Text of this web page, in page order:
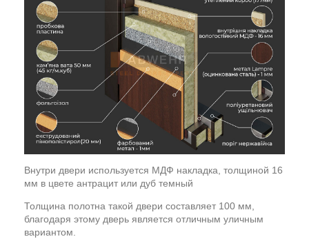
Внутри двери используется МДФ накладка, толщиной 16
мм в цвете антрацит или дуб темный
Толщина полотна такой двери составляет 100 мм,
благодаря этому дверь является отличным уличным
вариантом.